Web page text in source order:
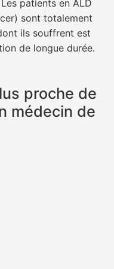
patients en ALD
sont totalement
ils souffrent est
de longue durée.
proche de
médecin de